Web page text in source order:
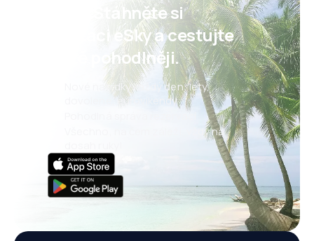
Psst! Stáhněte si
aplikaci eSky a cestujte
ještě pohodlněji.
Nové nabídky každý den: lety,
dovolené, eurovíkendy
Všechno, na čem záleží, vždy na